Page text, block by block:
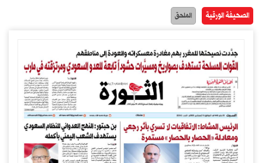
الصحيفة الورقية الملحق